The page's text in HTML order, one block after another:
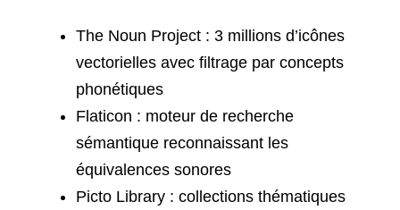
The Noun Project : 3 millions d’icônes
vectorielles avec filtrage par concepts
phonétiques
Flaticon : moteur de recherche
sémantique reconnaissant les
équivalences sonores
Picto Library : collections thématiques